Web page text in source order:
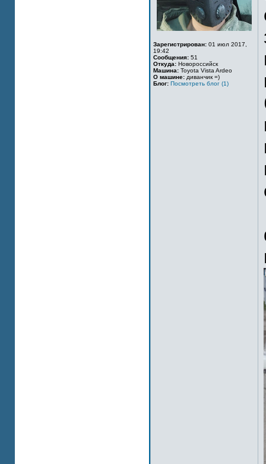
Зарегистрирован: 01 июл 2017,
19:42
Сообщения: 51
Откуда: Новороссийск
Машина: Toyota Vista Ardeo
О машине: диванчик =)
Блог: Посмотреть блог (1)